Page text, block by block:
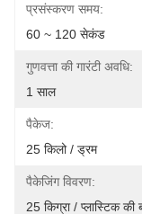
प्रसंस्करण समय:
60 ~ 120 सेकंड
गुणवत्ता की गारंटी अवधि:
1 साल
पैकेज:
25 किलो / ड्रम
पैकेजिंग विवरण:
25 किग्रा / प्लास्टिक की